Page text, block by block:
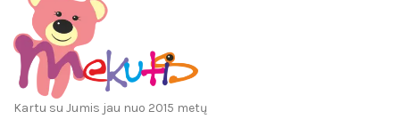
Kartu su Jumis jau nuo 2015 metų